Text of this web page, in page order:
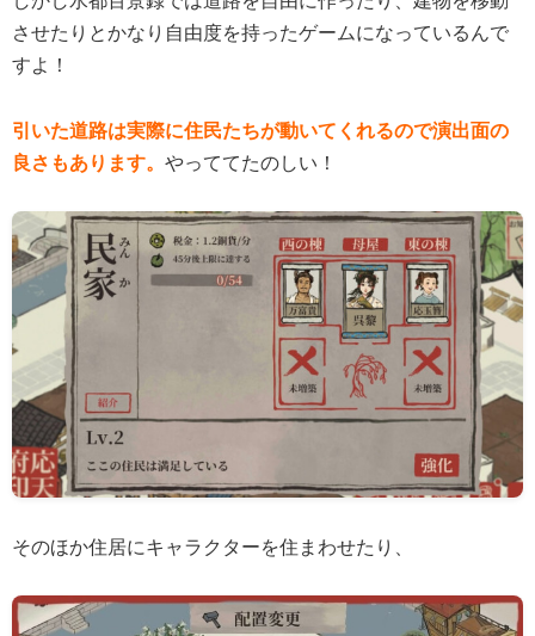
させたりとかなり自由度を持ったゲームになっているんで
すよ！
引いた道路は実際に住民たちが動いてくれるので演出面の
良さもあります。 やっててたのしい！
そのほか住居にキャラクターを住まわせたり、